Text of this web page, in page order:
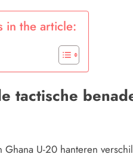
in the article:
tactische
Ghana U-20 hanteren